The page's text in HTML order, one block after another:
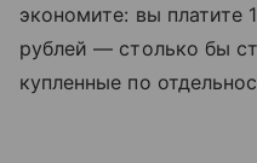
экономите: вы платите
рублей — столько бы
купленные по